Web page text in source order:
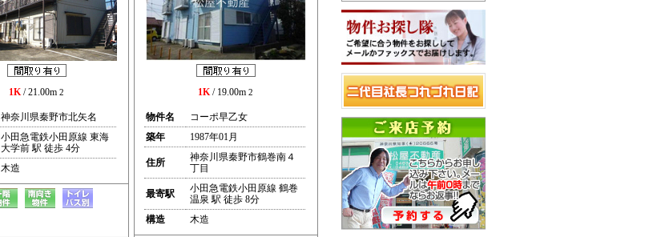
1K/ 21.00m 2
神奈川県秦野市北矢名
小田急電鉄小田原線 東海
大学前 駅 徒歩 4分
木造
1K/ 19.00m 2
物件名
コーポ早乙女
築年
1987年01月
住所
神奈川県秦野市鶴巻南４
丁目
最寄駅
小田急電鉄小田原線 鶴巻
温泉 駅 徒歩 8分
構造
木造